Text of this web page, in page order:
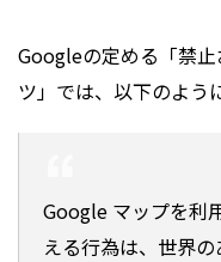
Googleの定める「禁
ツ」では、以下のよう
Google マップを利
える行為は、世界